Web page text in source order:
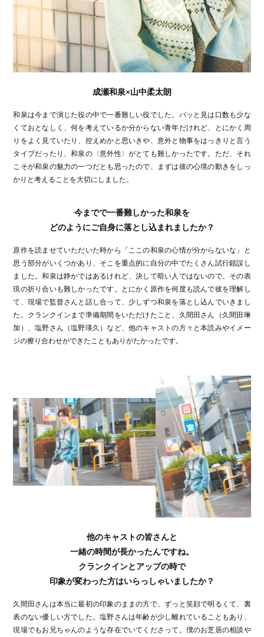
成瀬和泉×山中柔太朗
和泉は今まで演じた役の中で一番難しい役でした。パッと見は口数も少な
くておとなしく、何を考えているか分からない青年だけれど、とにかく周
りをよく見ていたり、控えめかと思いきや、意外と物事をはっきりと言う
タイプだったり、和泉の〈意外性〉がとても難しかったです。ただ、それ
こそが和泉の魅力の一つだとも思ったので、まずは彼の心境の動きをしっ
かりと考えることを大切にしました。
今までで一番難しかった和泉を
どのようにご自身に落とし込まれましたか？
原作を読ませていただいた時から「ここの和泉の心情が分からないな」と
思う部分がいくつかあり、そこを重点的に自分の中でたくさん試行錯誤し
ました。和泉は静かではあるけれど、決して暗い人ではないので、その表
現の折り合いも難しかったです。とにかく原作を何度も読んで彼を理解し
て、現場で監督さんと話し合って、少しずつ和泉を落とし込んでいきまし
た。クランクインまで準備期間をいただけたこと、久間田さん（久間田琳
加）、塩野さん（塩野瑛久）など、他のキャストの方々と本読みやイメー
ジの擦り合わせができたこともありがたかったです。
他のキャストの皆さんと
一緒の時間が長かったんですね。
クランクインとアップの時で
印象が変わった方はいらっしゃいましたか？
久間田さんは本当に最初の印象のままの方で、ずっと笑顔で明るくて、裏
表のない優しい方でした。塩野さんは年齢が少し離れていることもあり、
現場でもお兄ちゃんのような存在でいてくださって。僕のお芝居の相談や